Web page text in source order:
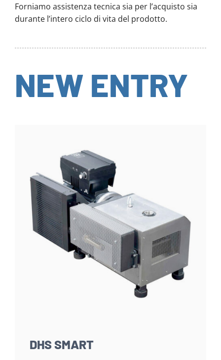
Forniamo assistenza tecnica sia per l’acquisto sia
durante l’intero ciclo di vita del prodotto.
NEW ENTRY
DHS SMART